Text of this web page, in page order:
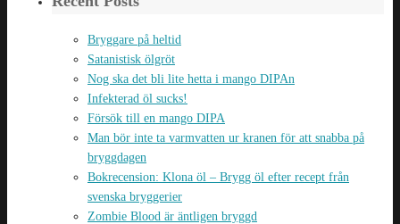
Bryggare på heltid
Satanistisk ölgröt
Nog ska det bli lite hetta i mango DIPAn
Infekterad öl sucks!
Försök till en mango DIPA
Man bör inte ta varmvatten ur kranen för att snabba på
bryggdagen
Bokrecension: Klona öl – Brygg öl efter recept från
svenska bryggerier
Zombie Blood är äntligen bryggd